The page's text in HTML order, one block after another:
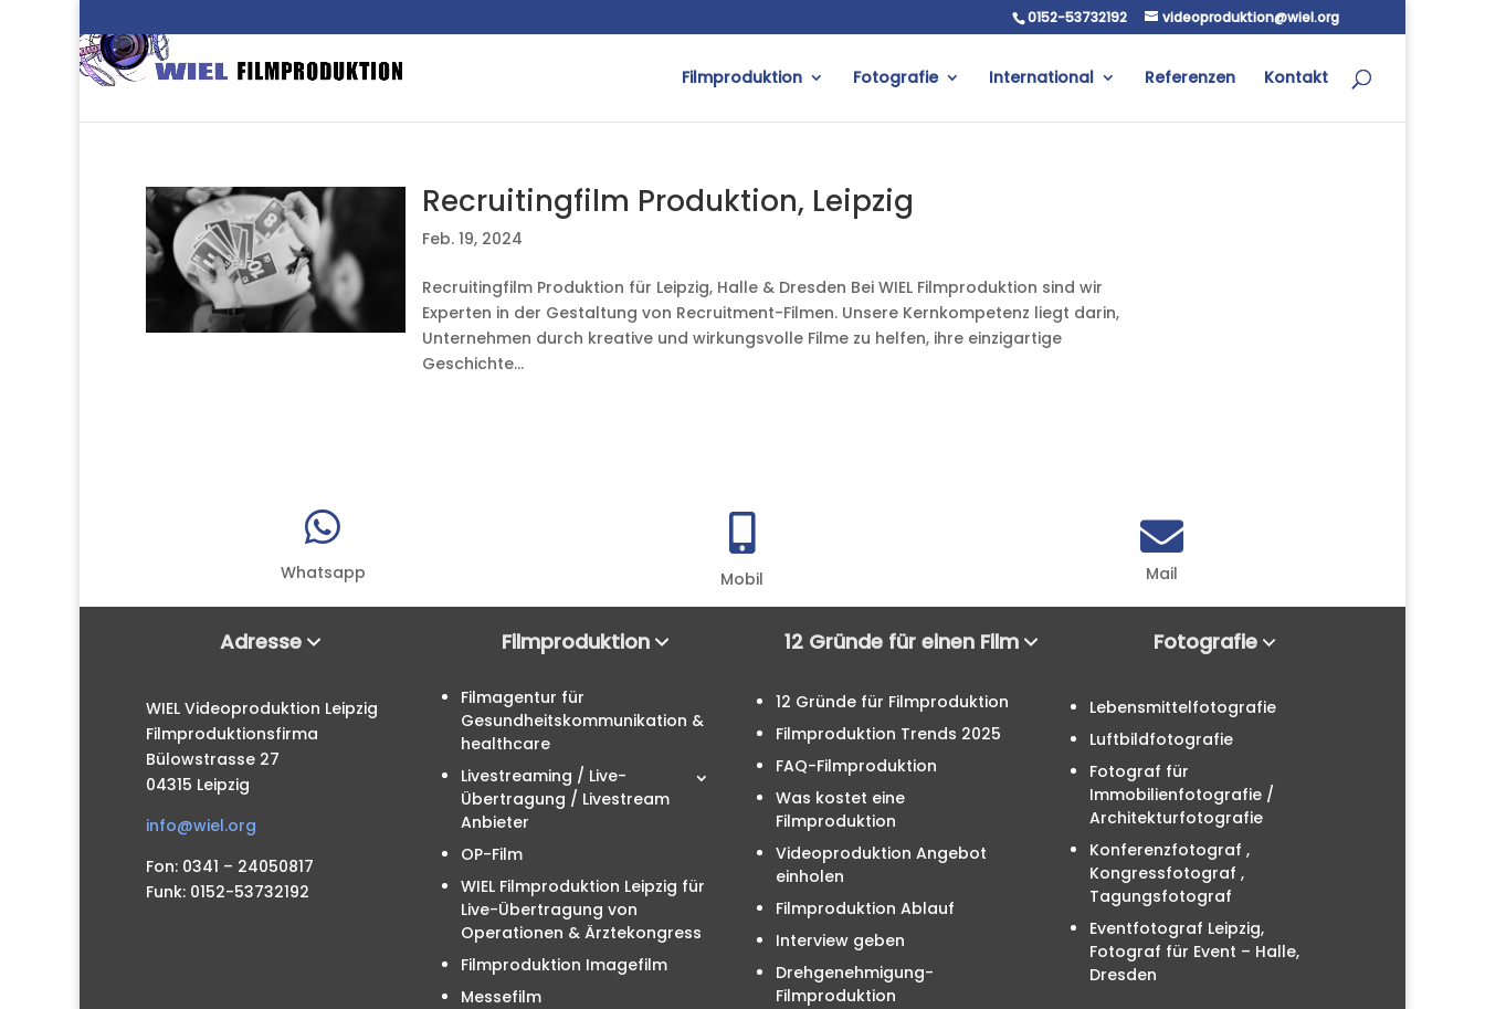
0152-53732192 videoproduktion@wiel.org
Filmproduktion Fotografie International Referenzen Kontakt
Recruitingfilm Produktion, Leipzig
Feb. 19, 2024
Recruitingfilm Produktion für Leipzig, Halle & Dresden Bei WIEL Filmproduktion sind wir
Experten in der Gestaltung von Recruitment-Filmen. Unsere Kernkompetenz liegt darin,
Unternehmen durch kreative und wirkungsvolle Filme zu helfen, ihre einzigartige
Geschichte...

Whatsapp

Mobil

Mail
Adresse
WIEL Videoproduktion Leipzig
Filmproduktionsfirma
Bülowstrasse 27
04315 Leipzig
info@wiel.org
Fon: 0341 – 24050817
Funk: 0152-53732192
Filmproduktion
Filmagentur für
Gesundheitskommunikation &
healthcare
Livestreaming / Live-
Übertragung / Livestream
Anbieter
OP-Film
WIEL Filmproduktion Leipzig für
Live-Übertragung von
Operationen & Ärztekongress
Filmproduktion Imagefilm
Messefilm
12 Gründe für einen Film
12 Gründe für Filmproduktion
Filmproduktion Trends 2025
FAQ-Filmproduktion
Was kostet eine
Filmproduktion
Videoproduktion Angebot
einholen
Filmproduktion Ablauf
Interview geben
Drehgenehmigung-
Filmproduktion
Fotografie
Lebensmittelfotografie
Luftbildfotografie
Fotograf für
Immobilienfotografie /
Architekturfotografie
Konferenzfotograf ,
Kongressfotograf ,
Tagungsfotograf
Eventfotograf Leipzig,
Fotograf für Event – Halle,
Dresden